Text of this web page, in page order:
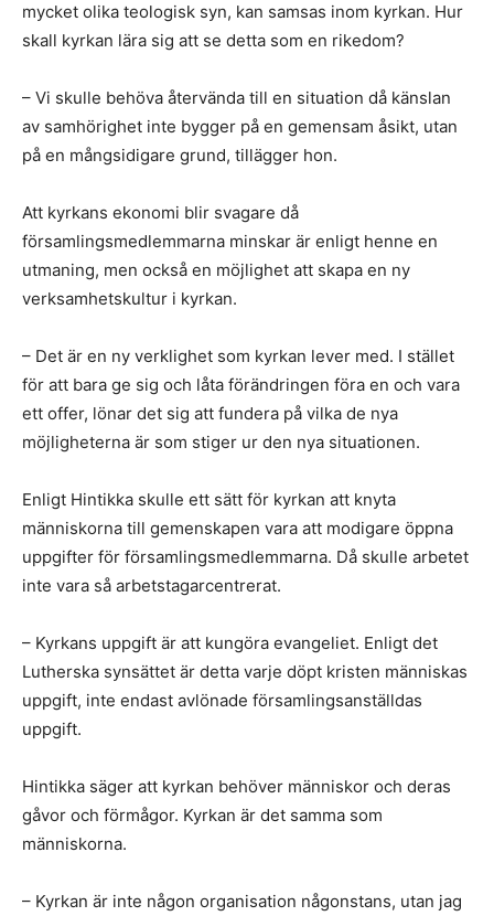
mycket olika teologisk syn, kan samsas inom kyrkan. Hur
skall kyrkan lära sig att se detta som en rikedom?
– Vi skulle behöva återvända till en situation då känslan
av samhörighet inte bygger på en gemensam åsikt, utan
på en mångsidigare grund, tillägger hon.
Att kyrkans ekonomi blir svagare då
församlingsmedlemmarna minskar är enligt henne en
utmaning, men också en möjlighet att skapa en ny
verksamhetskultur i kyrkan.
– Det är en ny verklighet som kyrkan lever med. I stället
för att bara ge sig och låta förändringen föra en och vara
ett offer, lönar det sig att fundera på vilka de nya
möjligheterna är som stiger ur den nya situationen.
Enligt Hintikka skulle ett sätt för kyrkan att knyta
människorna till gemenskapen vara att modigare öppna
uppgifter för församlingsmedlemmarna. Då skulle arbetet
inte vara så arbetstagarcentrerat.
– Kyrkans uppgift är att kungöra evangeliet. Enligt det
Lutherska synsättet är detta varje döpt kristen människas
uppgift, inte endast avlönade församlingsanställdas
uppgift.
Hintikka säger att kyrkan behöver människor och deras
gåvor och förmågor. Kyrkan är det samma som
människorna.
– Kyrkan är inte någon organisation någonstans, utan jag